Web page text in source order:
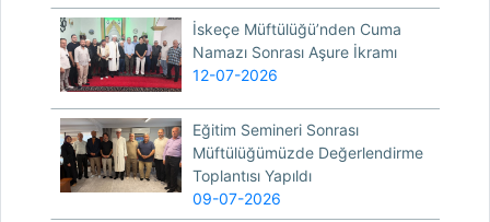
İskeçe Müftülüğü’nden Cuma
Namazı Sonrası Aşure İkramı
12-07-2026
Eğitim Semineri Sonrası
Müftülüğümüzde Değerlendirme
Toplantısı Yapıldı
09-07-2026